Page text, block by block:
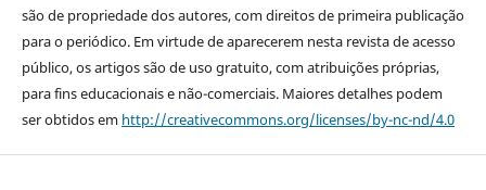
são de propriedade dos autores, com direitos de primeira publicação
para o periódico. Em virtude de aparecerem nesta revista de acesso
público, os artigos são de uso gratuito, com atribuições próprias,
para fins educacionais e não-comerciais. Maiores detalhes podem
ser obtidos em http://creativecommons.org/licenses/by-nc-nd/4.0